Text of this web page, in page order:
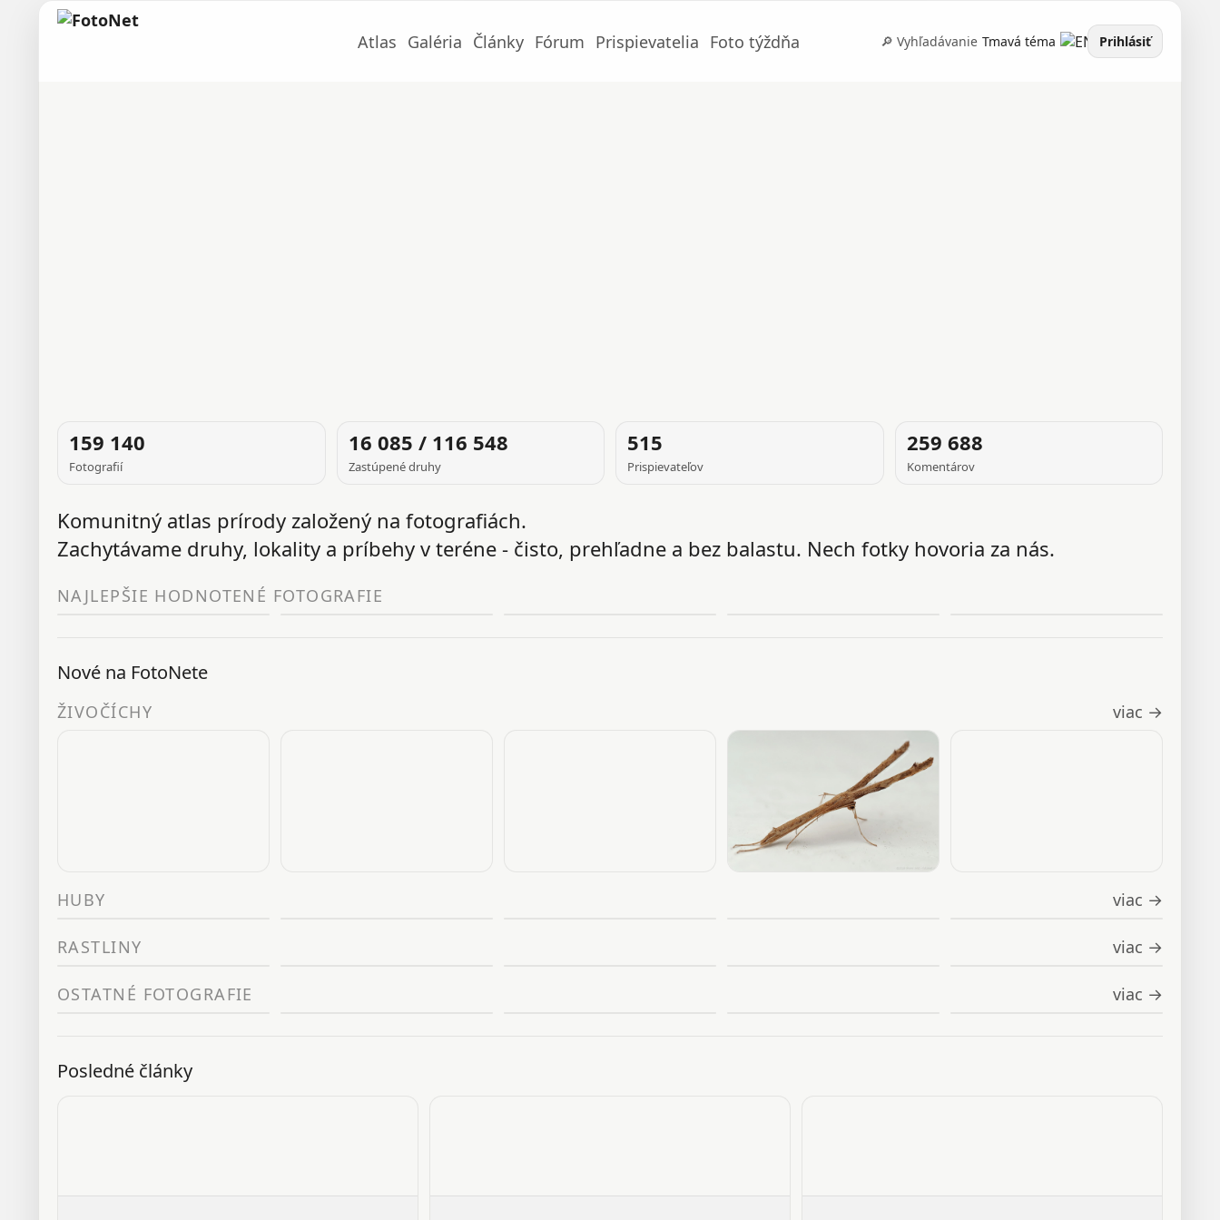
Atlas Galéria Články Fórum Prispievatelia Foto týždňa 🔎 Vyhľadávanie Tmavá téma Prihlásiť
FOTOGRAFIA
TÝŽDŇA
159 140
Fotografií
16 085 / 116 548
Zastúpené druhy
515
Prispievateľov
259 688
Komentárov
Komunitný atlas prírody založený na fotografiách.
Zachytávame druhy, lokality a príbehy v teréne - čisto, prehľadne a bez balastu. Nech fotky hovoria za nás.
NAJLEPŠIE HODNOTENÉ FOTOGRAFIE
Nové na FotoNete
ŽIVOČÍCHY viac →
HUBY viac →
RASTLINY viac →
OSTATNÉ FOTOGRAFIE viac →
Posledné články